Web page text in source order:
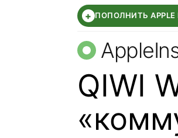
+ ПОПОЛНИТЬ APPLE
QIWI